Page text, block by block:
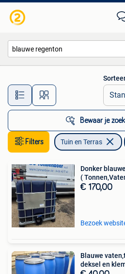
Alle afstanden…
Bewaar je
Filters Tuin en Terras
Donker
(
€ 170,00
Bezoek
Blauwe
deksel en